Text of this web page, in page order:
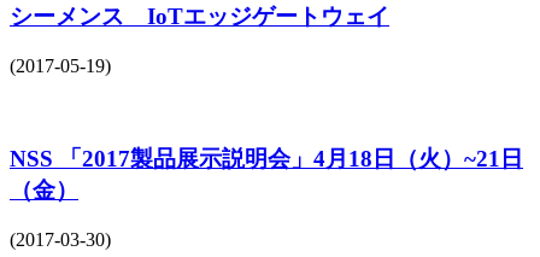
シーメンス IoTエッジゲートウェイ
(2017-05-19)
NSS 「2017製品展示説明会」4月18日（火）~21日
（金）
(2017-03-30)